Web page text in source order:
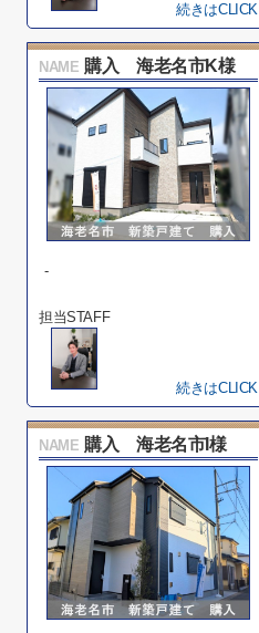
続きはCLICK
NAME 購入 海老名市K様
-
担当STAFF
続きはCLICK
NAME 購入 海老名市I様